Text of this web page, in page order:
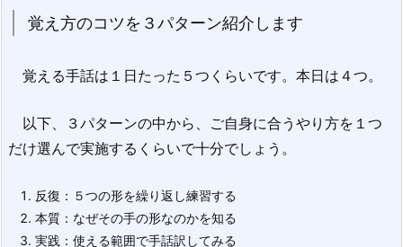
覚え方のコツを３パターン紹介します
覚える手話は１日たった５つくらいです。本日は４つ。
以下、３パターンの中から、ご自身に合うやり方を１つ
だけ選んで実施するくらいで十分でしょう。
反復：５つの形を繰り返し練習する
本質：なぜその手の形なのかを知る
実践：使える範囲で手話訳してみる